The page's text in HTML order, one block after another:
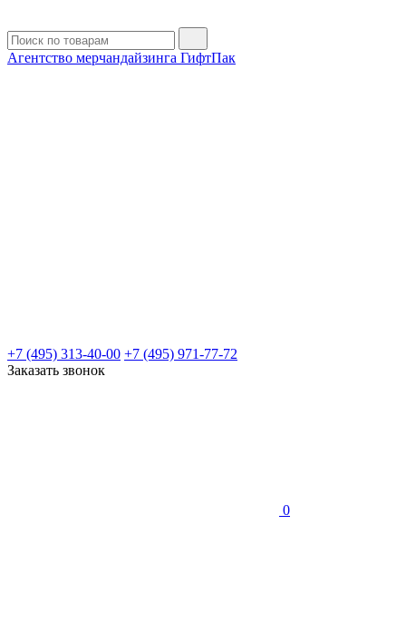
Агентство мерчандайзинга ГифтПак
+7 (495) 313-40-00 +7 (495) 971-77-72
Заказать звонок
0